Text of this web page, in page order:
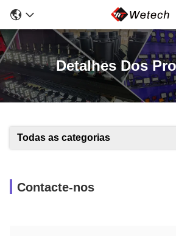
Detalhes Dos
Todas as categorias
Contacte-nos